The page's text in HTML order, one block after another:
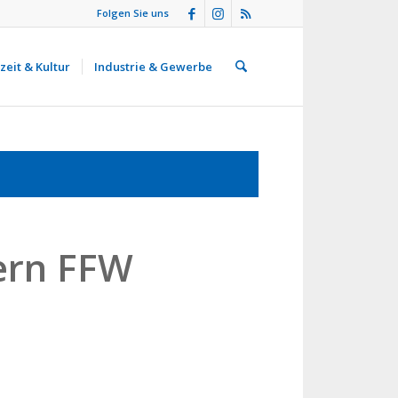
Folgen Sie uns
& Kultur Industrie & Gewerbe
FFW